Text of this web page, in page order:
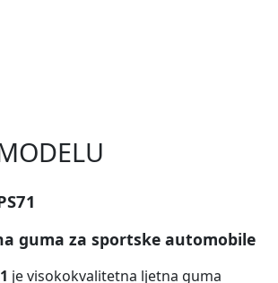
guma za sportske automobile
je visokokvalitetna ljetna guma